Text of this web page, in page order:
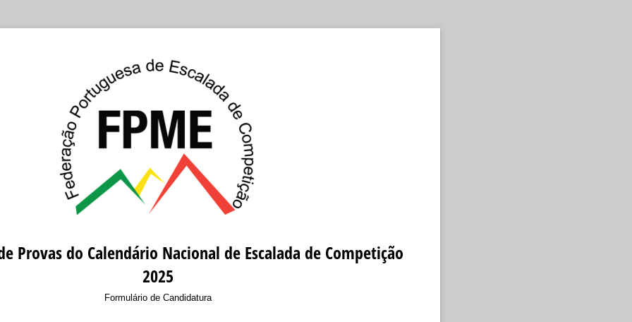
Provas do Calendário Nacional de Escalada de Competição
2025
Formulário de Candidatura